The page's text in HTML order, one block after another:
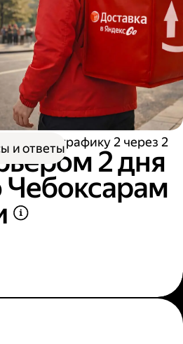
по графику 2 через 2
2 дня
Чебоксарам
и ответы